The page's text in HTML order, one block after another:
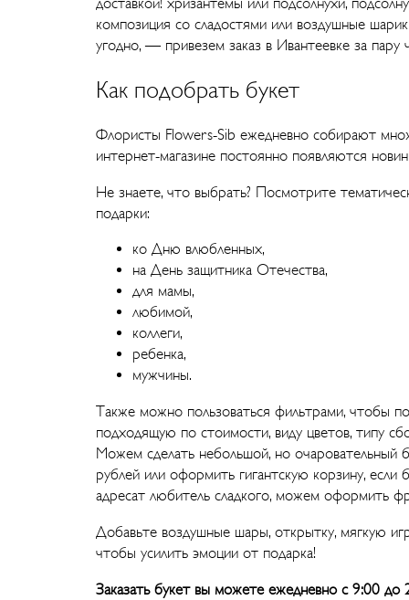
композиция со сладостями или воздушные
угодно, — привезем заказ в Ивантеевке за пару
Как подобрать букет
Флористы Flowers-Sib ежедневно собирают
интернет-магазине постоянно появляются
Не знаете, что выбрать? Посмотрите
подарки:
ко Дню влюбленных,
на День защитника Отечества,
для мамы,
любимой,
коллеги,
ребенка,
мужчины.
Также можно пользоваться фильтрами, чтобы
подходящую по стоимости, виду цветов, типу
Можем сделать небольшой, но очаровательный
рублей или оформить гигантскую корзину,
адресат любитель сладкого, можем оформить
Добавьте воздушные шары, открытку, мягкую
чтобы усилить эмоции от подарка!
Заказать букет вы можете ежедневно с 9:00 до